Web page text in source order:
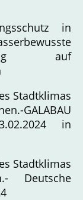
in
auf
Stadtklimas
GALABAU
in
Stadtklimas
Deutsche